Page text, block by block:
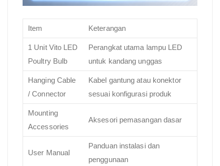
Item Keterangan
1 Unit Vito LED
Poultry Bulb
Perangkat utama lampu LED
untuk kandang unggas
Hanging Cable
/ Connector
Kabel gantung atau konektor
sesuai konfigurasi produk
Mounting
Accessories
Aksesori pemasangan dasar
User Manual
Panduan instalasi dan
penggunaan